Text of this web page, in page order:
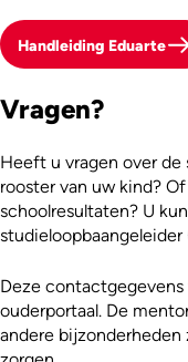
Handleiding Eduarte
Vragen?
Heeft u vragen over
rooster van uw kind?
schoolresultaten? U
Deze
ouderportaal. De
andere bijzonderheden